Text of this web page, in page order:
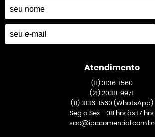
Atendimento
(11)3136-1560
(21) 2038-9971
(11)3136-1560 (WhatsApp)
Seg a Sex - 08 hrs às 17 hrs
sac@ipccomercial.com.br